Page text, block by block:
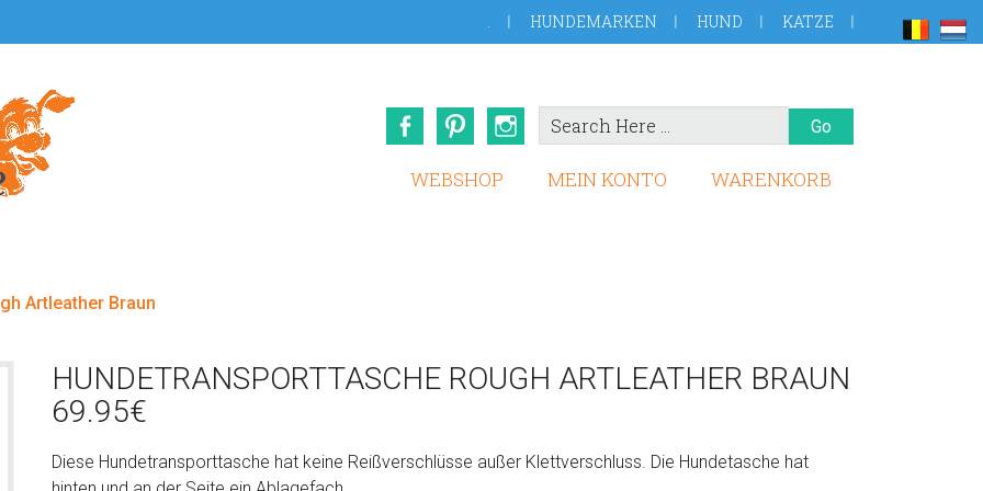
. HUNDEMARKEN HUND KATZE
Search
Here
FacebookPinterestInstagram
WEBSHOP MEIN KONTO WARENKORB
Artleather Braun
HUNDETRANSPORTTASCHE ROUGH ARTLEATHER BRAUN
69.95€
Diese Hundetransporttasche hat keine Reißverschlüsse außer Klettverschluss. Die Hundetasche hat